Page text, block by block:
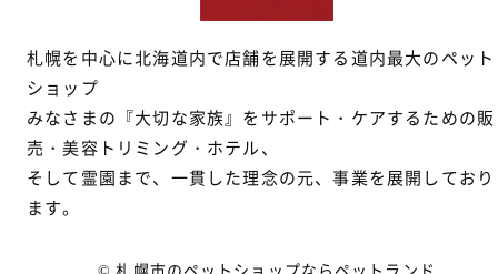
札幌を中心に北海道内で店舗を展開する道内最大のペット
ショップ
みなさまの『大切な家族』をサポート・ケアするための販
売・美容トリミング・ホテル、
そして霊園まで、一貫した理念の元、事業を展開しており
ます。
© 札幌市のペットショップならペットランド